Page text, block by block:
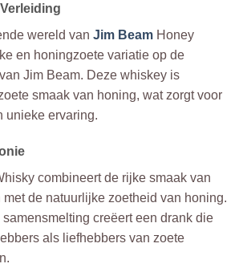
wereld van Jim Beam Honey
en honingzoete variatie op de
Jim Beam. Deze whiskey is
smaak van honing, wat zorgt voor
unieke ervaring.
combineert de rijke smaak van
de natuurlijke zoetheid van honing.
creëert een drank die
als liefhebbers van zoete